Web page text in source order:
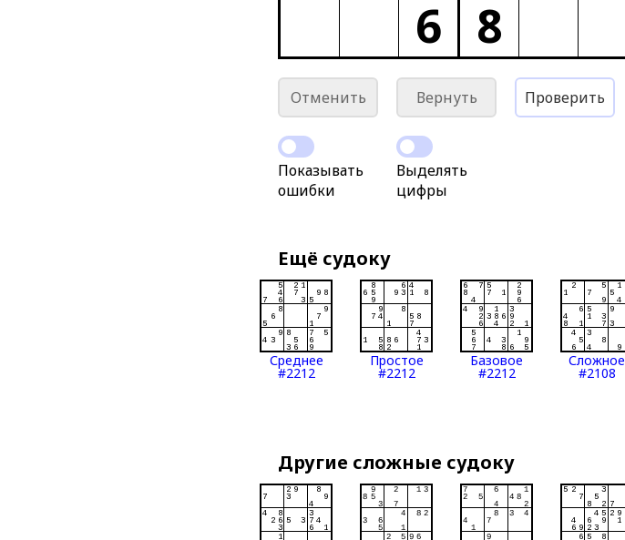
6
8
Отменить Вернуть Проверить
Показывать
ошибки
Выделять
цифры
Ещё судоку
Среднее
#2212
Простое
#2212
Базовое
#2212
Сложное
#2108
Другие сложные судоку